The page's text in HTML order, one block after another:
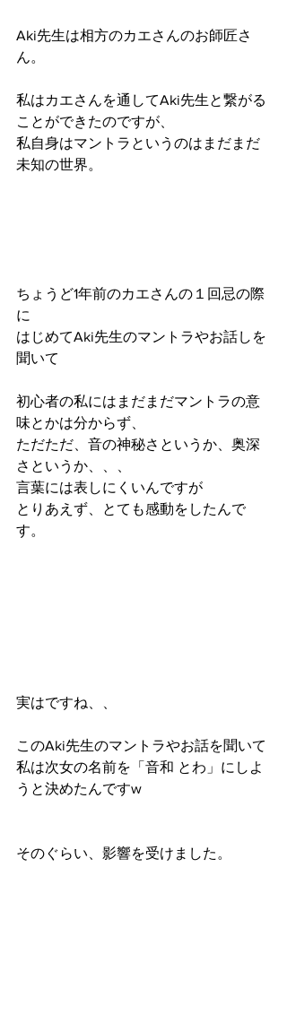
Aki先生は相方のカエさんのお師匠さ
ん。
私はカエさんを通してAki先生と繋がる
ことができたのですが、
私自身はマントラというのはまだまだ
未知の世界。
ちょうど1年前のカエさんの１回忌の際
に
はじめてAki先生のマントラやお話しを
聞いて
初心者の私にはまだまだマントラの意
味とかは分からず、
ただただ、音の神秘さというか、奥深
さというか、、、
言葉には表しにくいんですが
とりあえず、とても感動をしたんで
す。
実はですね、、
このAki先生のマントラやお話を聞いて
私は次女の名前を「音和 とわ」にしよ
うと決めたんですw
そのぐらい、影響を受けました。